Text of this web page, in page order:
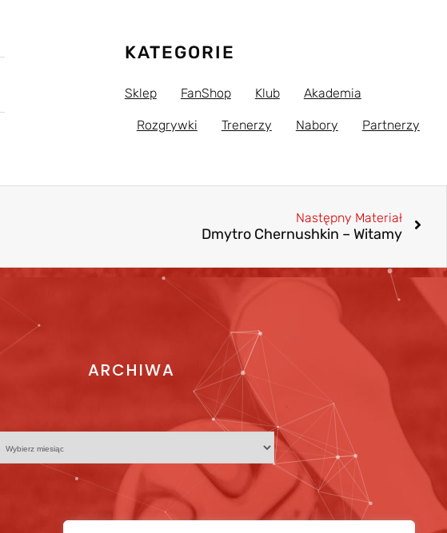
KATEGORIE
Sklep FanShop Klub Akademia
Rozgrywki Trenerzy Nabory Partnerzy
Następny Materiał
Dmytro Chernushkin – Witamy
ARCHIWA